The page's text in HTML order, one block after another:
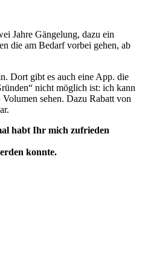
Jahre Gängelung, dazu ein
die am Bedarf vorbei gehen, ab
Dort gibt es auch eine App. die
nicht möglich ist: ich kann
sehen. Dazu Rabatt von
habt Ihr mich zufrieden
konnte.